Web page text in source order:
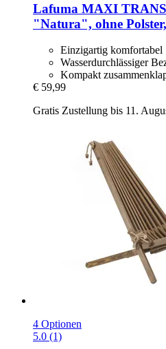
Lafuma MAXI
"Natura", ohne
Einzigartig komfortabel
Wasserdurchlässiger
Kompakt
€ 59,99
Gratis Zustellung bis 11.
4 Optionen
5.0 (1)